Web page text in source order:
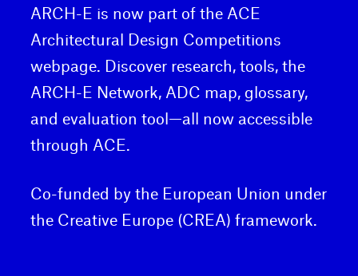
ARCH-E is now part of the ACE
Architectural Design Competitions
webpage. Discover research, tools, the
ARCH-E Network, ADC map, glossary,
and evaluation tool—all now accessible
through ACE.
Co-funded by the European Union under
the Creative Europe (CREA) framework.